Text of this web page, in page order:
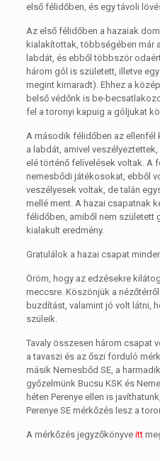
első félidőben, és egy távoli
Az első félidőben a hazaiak
kialakítottak, többségében már
labdát, és ebből többször
három gól is született, illetve
megint kimaradt). Ehhez a
belső védőnk is be-
fel a toronyi kapuig a góljukat
A második félidőben az ellenfél
a labdát, amivel
elé történő felívelések voltak. A
nemesbődi játékosokat, ebből
veszélyesek voltak, de talán
mellé ment. A hazai csapatnak
félidőben, amiből nem született
kialakult eredmény.
Gratulálok a hazai csapat
Öröm, hogy az edzésekre
meccsre. Köszönjük a nézőtérről
buzdítást, valamint jó volt látni,
szüleik.
Tavaly összesen három csapat
a tavaszi és az őszi forduló
másik Nemesbőd SE, a
győzelmünk Bucsu KSK és
héten Perenye ellen is
Perenye SE mérkőzés lesz a
A mérkőzés jegyzőkönyve itt